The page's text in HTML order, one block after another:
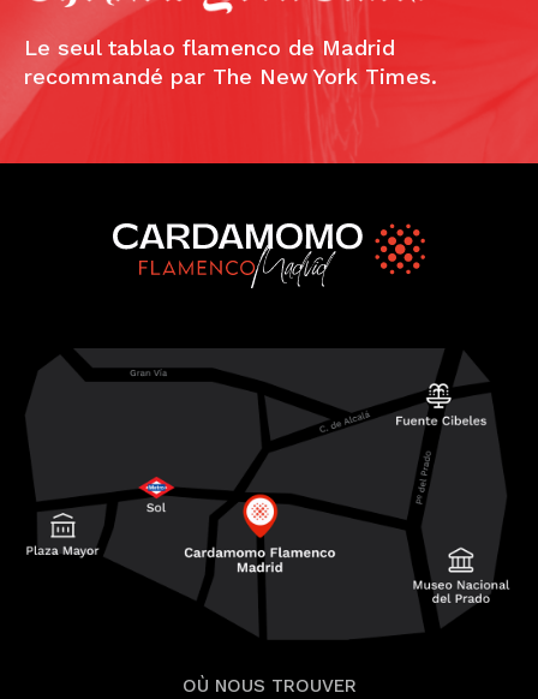
Le seul tablao flamenco de Madrid
recommandé par The New York Times.
OÙ NOUS TROUVER